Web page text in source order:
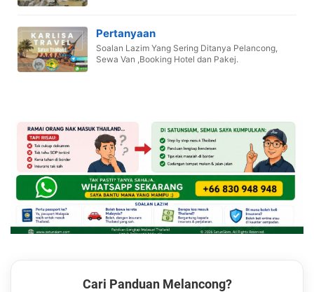
Pertanyaan
Soalan Lazim Yang Sering Ditanya Pelancong,
Sewa Van ,Booking Hotel dan Pakej.
Cari Panduan Melancong?